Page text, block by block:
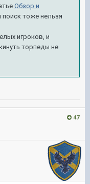
Обзор и
поиск тоже нельзя
игроков, и
торпеды не
47